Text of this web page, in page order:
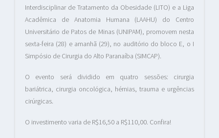
Interdisciplinar de Tratamento da Obesidade (LITO) e a Liga
Acadêmica de Anatomia Humana (LAAHU) do Centro
Universitário de Patos de Minas (UNIPAM), promovem nesta
sexta-feira (28) e amanhã (29), no auditório do bloco E, o I
Simpósio de Cirurgia do Alto Paranaíba (SIMCAP).
O evento será dividido em quatro sessões: cirurgia
bariátrica, cirurgia oncológica, hérnias, trauma e urgências
cirúrgicas.
O investimento varia de R$16,50 a R$110,00. Confira!